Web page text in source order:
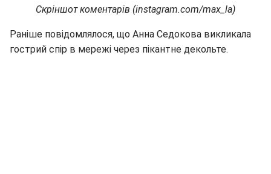
Скріншот коментарів (instagram.com/max_la)
Раніше повідомлялося, що Анна Седокова викликала
гострий спір в мережі через пікантне декольте.